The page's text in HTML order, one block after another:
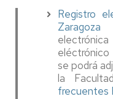
Registro
se podrá
la
frecuentes